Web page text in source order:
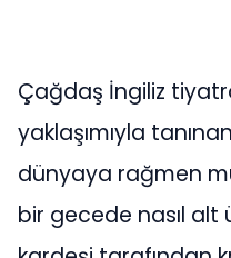
Çağdaş İngiliz
yaklaşımıyla
dünyaya rağmen
bir gecede nasıl alt